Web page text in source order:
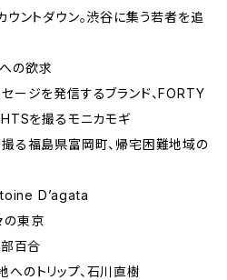
ウントダウン。渋谷に集う若者を追
の欲求
ージを発信するブランド、FORTY
を撮るモニカモギ
撮る福島県富岡町、帰宅困難地域の
D’agata
の東京
百合
のトリップ、石川直樹